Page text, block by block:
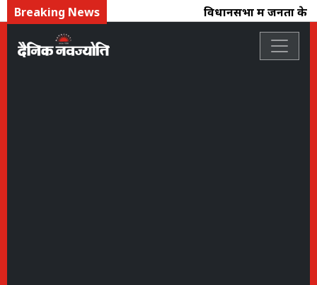
Breaking News विधानसभा में जनता के